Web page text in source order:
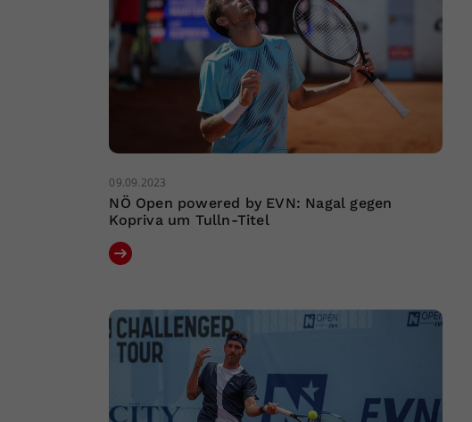
09.09.2023
NÖ Open powered by EVN: Nagal gegen
Kopriva um Tulln-Titel